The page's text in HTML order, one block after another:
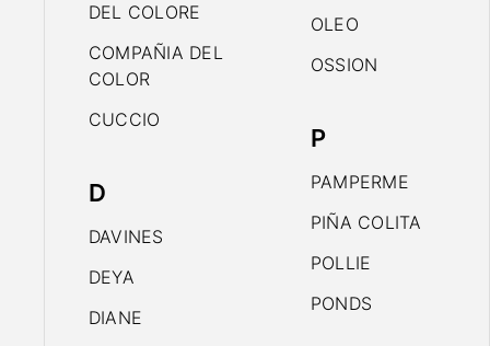
DEL COLORE
COMPAÑIA DEL
COLOR
CUCCIO
D
DAVINES
DEYA
DIANE
OLEO
OSSION
P
PAMPERME
PIÑA COLITA
POLLIE
PONDS